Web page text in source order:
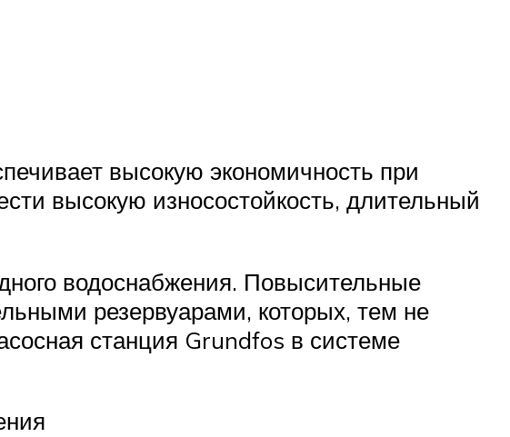
высокую экономичность при
высокую износостойкость, длительный
водоснабжения. Повысительные
резервуарами, которых, тем не
станция Grundfos в системе